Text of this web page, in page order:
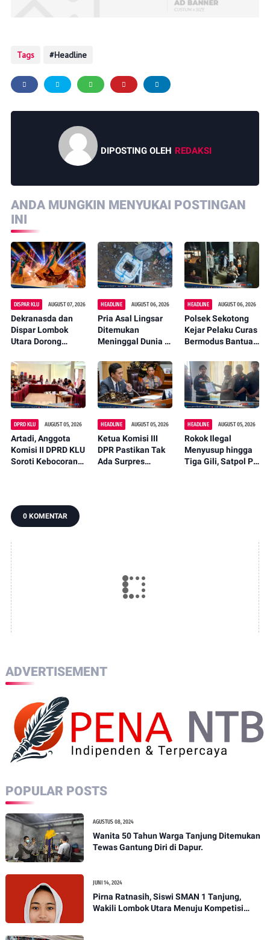
Tags Headline
DIPOSTING OLEH REDAKSI
ANDA MUNGKIN MENYUKAI POSTINGAN
INI
DISPAR KLU AUGUST 07, 2026
Dekranasda dan
Dispar Lombok
Utara Dorong
Lokal Lewat
Fashion Street
2026
HEADLINE AUGUST 06, 2026
Pria Asal Lingsar
Ditemukan
Meninggal Dunia di
Lembar Saat
Mencari Belut
HEADLINE AUGUST 06, 2026
Polsek Sekotong
Kejar Pelaku Curas
Bermodus Bantuan
Penculikan Anak
Dipastikan Hoaks
DPRD KLU AUGUST 05, 2026
Artadi, Anggota
Komisi II DPRD KLU
Soroti Kebocoran
Dusun
HEADLINE AUGUST 05, 2026
Ketua Komisi III
DPR Pastikan Tak
Ada Surpres
HEADLINE AUGUST 05, 2026
Rokok Ilegal
Menyusup hingga
Tiga Gili, Satpol PP
0 KOMENTAR
ADVERTISEMENT
POPULAR POSTS
AGUSTUS 08, 2024
Wanita 50 Tahun Warga Tanjung Ditemukan
Tewas Gantung Diri di Dapur.
JUNI 14, 2024
Pirna Ratnasih, Siswi SMAN 1 Tanjung,
Wakili Lombok Utara Menuju Kompetisi